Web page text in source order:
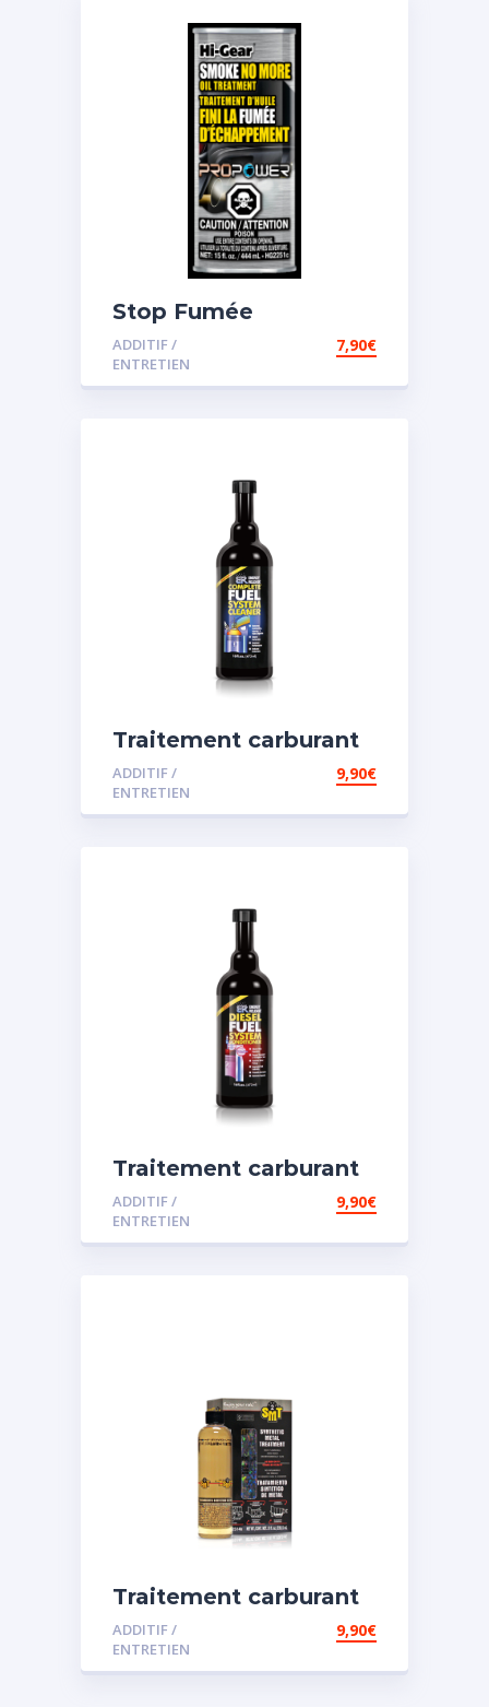
Stop Fumée
ADDITIF /
ENTRETIEN
7,90€
Traitement carburant
diesel et essence
ADDITIF /
ENTRETIEN
9,90€
Traitement carburant
spécial diesel
ADDITIF /
ENTRETIEN
9,90€
Traitement carburant
spécial essence
ADDITIF /
ENTRETIEN
9,90€